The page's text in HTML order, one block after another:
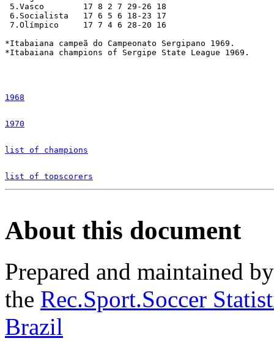
5.Vasco        17 8 2 7 29-26 18
6.Socialista   17 6 5 6 18-23 17
7.Olímpico     17 7 4 6 28-20 16
*Itabaiana campeã do Campeonato Sergipano 1969.
*Itabaiana champions of Sergipe State League 1969.
1968
1970
list of champions
list of topscorers
About this document
Prepared and maintained
the Rec.Sport.Soccer
Brazil